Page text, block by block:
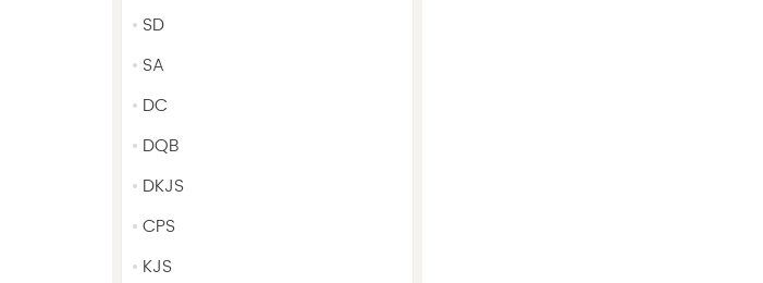
SD
SA
DC
DQB
DKJS
CPS
KJS